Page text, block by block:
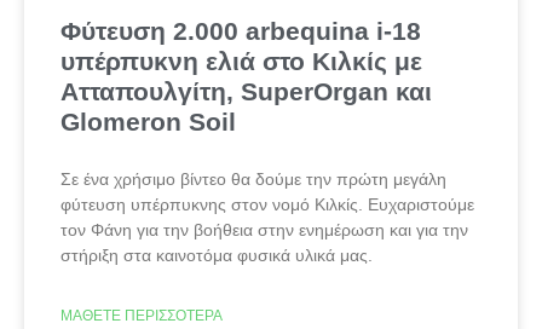
Φύτευση 2.000 arbequina i-18
υπέρπυκνη ελιά στο Κιλκίς με
Ατταπουλγίτη, SuperOrgan και
Glomeron Soil
Σε ένα χρήσιμο βίντεο θα δούμε την πρώτη μεγάλη
φύτευση υπέρπυκνης στον νομό Κιλκίς. Ευχαριστούμε
τον Φάνη για την βοήθεια στην ενημέρωση και για την
στήριξη στα καινοτόμα φυσικά υλικά μας.
ΜΆΘΕΤΕ ΠΕΡΙΣΣΌΤΕΡΑ